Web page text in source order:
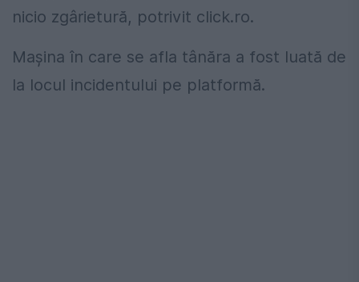
nicio zgârietură, potrivit click.ro.
Maşina în care se afla tânăra a fost luată de
la locul incidentului pe platformă.